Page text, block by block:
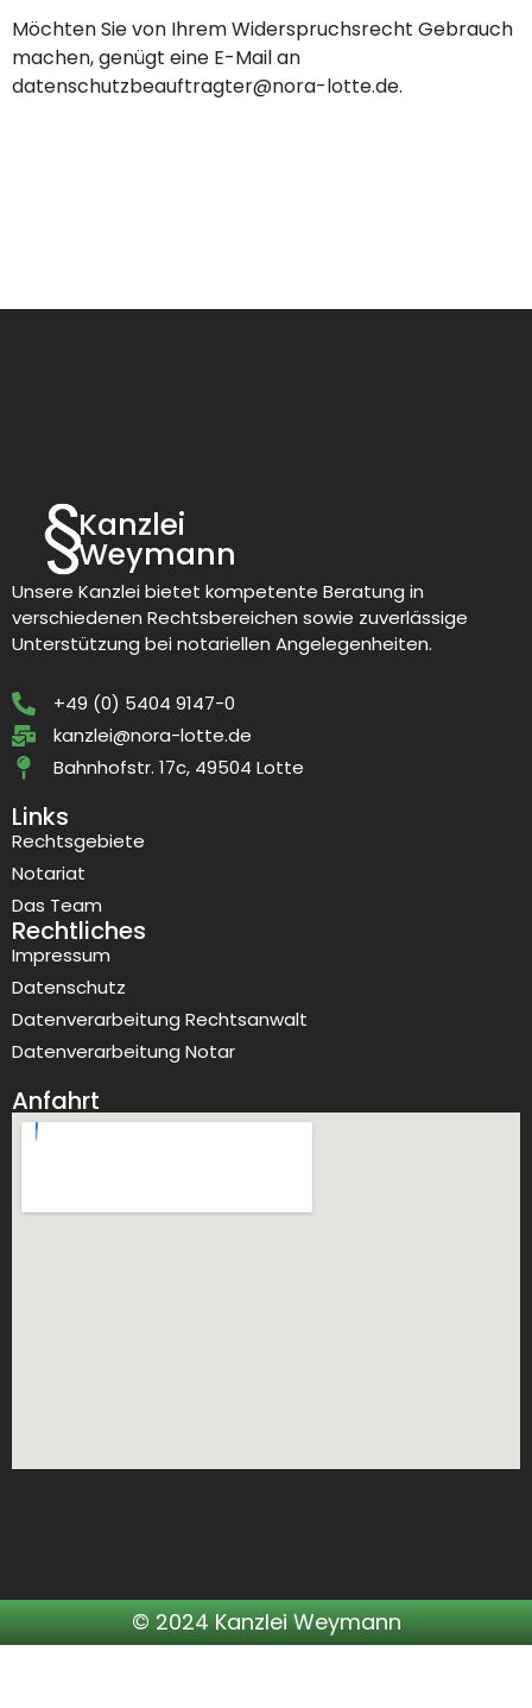
Möchten Sie von Ihrem Widerspruchsrecht Gebrauch
machen, genügt eine E-Mail an
datenschutzbeauftragter@nora-lotte.de.
Kanzlei
Weymann
Unsere Kanzlei bietet kompetente Beratung in
verschiedenen Rechtsbereichen sowie zuverlässige
Unterstützung bei notariellen Angelegenheiten.
+49 (0) 5404 9147-0
kanzlei@nora-lotte.de
Bahnhofstr. 17c, 49504 Lotte
Links
Rechtsgebiete
Notariat
Das Team
Rechtliches
Impressum
Datenschutz
Datenverarbeitung Rechtsanwalt
Datenverarbeitung Notar
Anfahrt
© 2024 Kanzlei Weymann